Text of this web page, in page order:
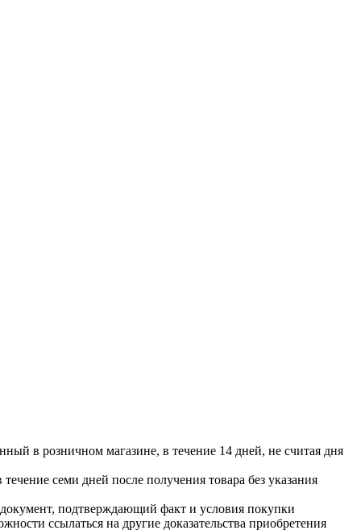
в розничном магазине, в течение 14 дней, не считая дня
семи дней после получения товара без указания
документ, подтверждающий факт и условия покупки
ссылаться на другие доказательства приобретения